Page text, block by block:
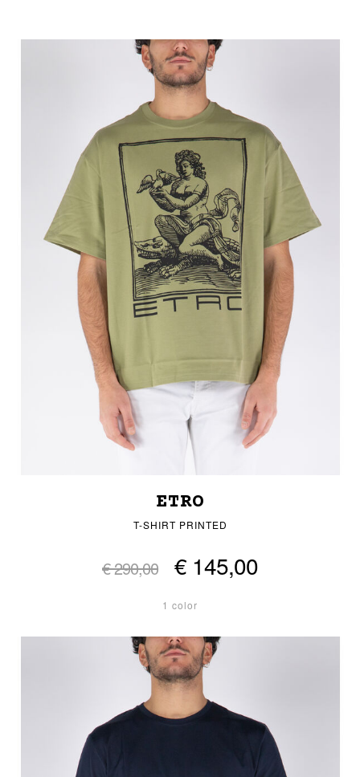
ETRO
T-SHIRT PRINTED
€ 290,00 € 145,00
1 color